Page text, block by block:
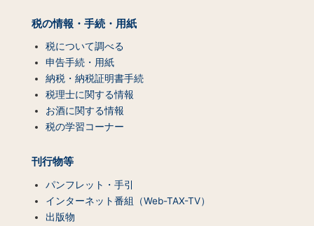
税の情報・手続・用紙
税について調べる
申告手続・用紙
納税・納税証明書手続
税理士に関する情報
お酒に関する情報
税の学習コーナー
刊行物等
パンフレット・手引
インターネット番組（Web-TAX-TV）
出版物